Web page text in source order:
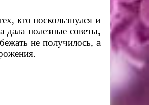
кто поскользнулся и
дала полезные советы,
не получилось, а